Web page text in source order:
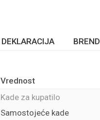
DEKLARACIJA BREND
Vrednost
Kade za kupatilo
Samostojeće kade